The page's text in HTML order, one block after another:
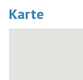
Karte